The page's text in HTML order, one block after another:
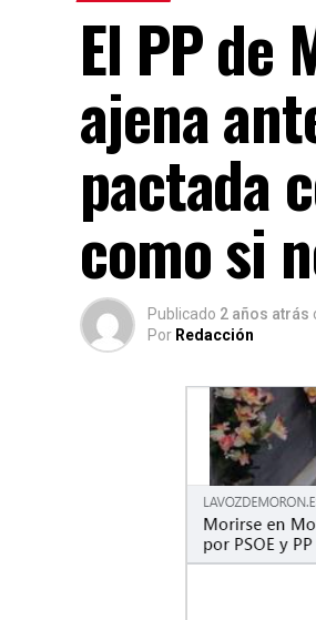
El PP de
ajena
pactada
como si
Publicado 2 años atrás
Por Redacción